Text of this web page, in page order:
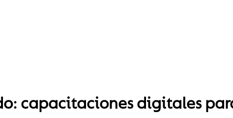
capacitaciones digitales